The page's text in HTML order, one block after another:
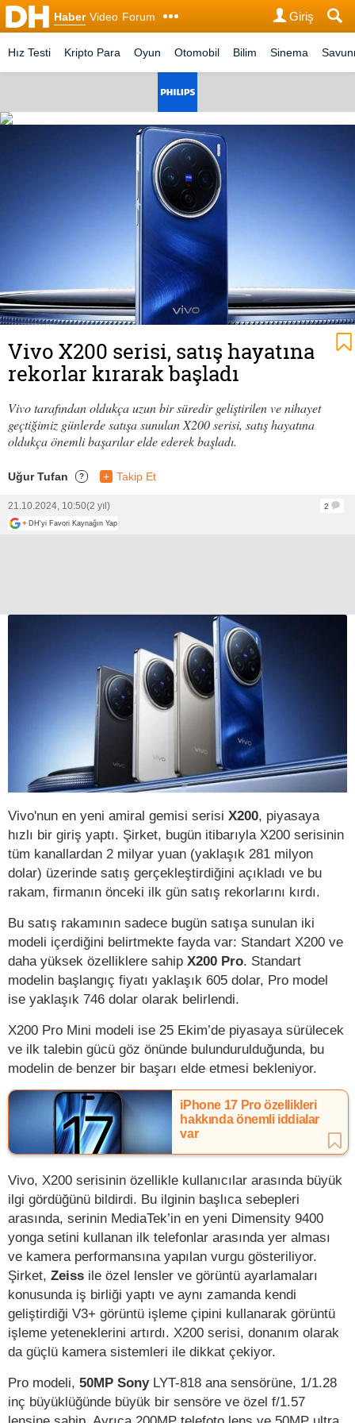
Haber Video Forum Giriş
Hız Testi Kripto Para Oyun Otomobil Bilim Sinema
Vivo X200 serisi, satış hayatına
rekorlar kırarak başladı
Vivo tarafından oldukça uzun bir süredir geliştirilen ve nihayet
geçtiğimiz günlerde satışa sunulan X200 serisi, satış hayatına
oldukça önemli başarılar elde ederek başladı.
Uğur Tufan ? + Takip Et
21.10.2024, 10:50(2 yıl)
2
+ DH'yi Favori Kaynağın Yap
Vivo'nun en yeni amiral gemisi serisi X200, piyasaya
hızlı bir giriş yaptı. Şirket, bugün itibarıyla X200 serisinin
tüm kanallardan 2 milyar yuan (yaklaşık 281 milyon
dolar) üzerinde satış gerçekleştirdiğini açıkladı ve bu
rakam, firmanın önceki ilk gün satış rekorlarını kırdı.
Bu satış rakamının sadece bugün satışa sunulan iki
modeli içerdiğini belirtmekte fayda var: Standart X200 ve
daha yüksek özelliklere sahip X200 Pro. Standart
modelin başlangıç fiyatı yaklaşık 605 dolar, Pro model
ise yaklaşık 746 dolar olarak belirlendi.
X200 Pro Mini modeli ise 25 Ekim’de piyasaya sürülecek
ve ilk talebin gücü göz önünde bulundurulduğunda, bu
modelin de benzer bir başarı elde etmesi bekleniyor.
iPhone 17 Pro özellikleri
hakkında önemli iddialar
var
Vivo, X200 serisinin özellikle kullanıcılar arasında büyük
ilgi gördüğünü bildirdi. Bu ilginin başlıca sebepleri
arasında, serinin MediaTek’in en yeni Dimensity 9400
yonga setini kullanan ilk telefonlar arasında yer alması
ve kamera performansına yapılan vurgu gösteriliyor.
Şirket, Zeiss ile özel lensler ve görüntü ayarlamaları
konusunda iş birliği yaptı ve aynı zamanda kendi
geliştirdiği V3+ görüntü işleme çipini kullanarak görüntü
işleme yeteneklerini artırdı. X200 serisi, donanım olarak
da güçlü kamera sistemleri ile dikkat çekiyor.
Pro modeli, 50MP Sony LYT-818 ana sensörüne, 1/1.28
inç büyüklüğünde büyük bir sensöre ve özel f/1.57